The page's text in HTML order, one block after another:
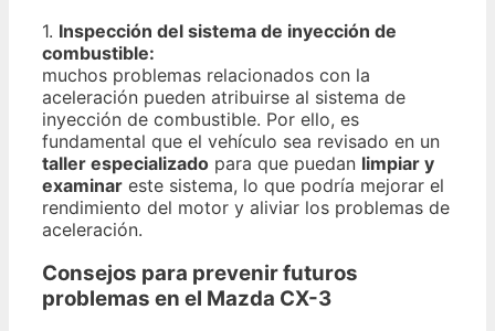
1. Inspección del sistema de inyección de
combustible:
muchos problemas relacionados con la
aceleración pueden atribuirse al sistema de
inyección de combustible. Por ello, es
fundamental que el vehículo sea revisado en un
taller especializado para que puedan limpiar y
examinar este sistema, lo que podría mejorar el
rendimiento del motor y aliviar los problemas de
aceleración.
Consejos para prevenir futuros
problemas en el Mazda CX-3